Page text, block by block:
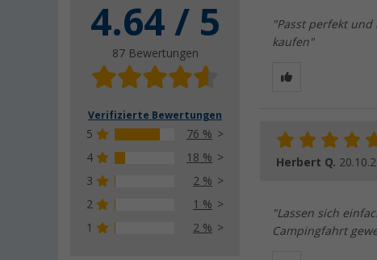
4.64 / 5
87 Bewertungen
Verifizierte Bewertungen
5
76 %
4
18 %
3
2 %
2
1 %
1
2 %
"Passt perfekt
kaufen"
Herbert Q.
"Lassen sich
Campingfahrt